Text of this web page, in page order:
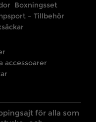
Boxningsset
– Tillbehör
accessoarer
för alla som